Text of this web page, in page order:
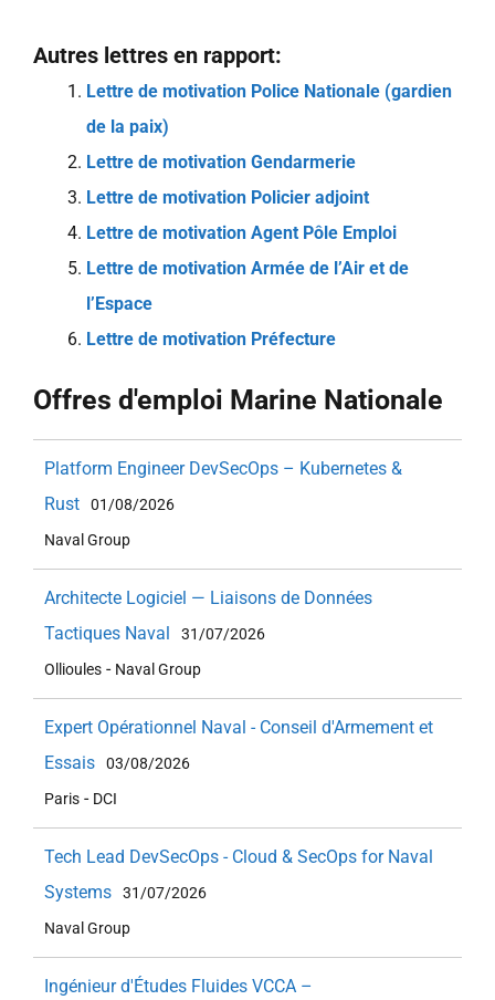
Autres lettres en rapport:
Lettre de motivation Police Nationale (gardien
de la paix)
Lettre de motivation Gendarmerie
Lettre de motivation Policier adjoint
Lettre de motivation Agent Pôle Emploi
Lettre de motivation Armée de l’Air et de
l’Espace
Lettre de motivation Préfecture
Offres d'emploi Marine Nationale
Platform Engineer DevSecOps – Kubernetes &
Rust
01/08/2026
Naval Group
Architecte Logiciel — Liaisons de Données
Tactiques Naval
31/07/2026
Ollioules - Naval Group
Expert Opérationnel Naval - Conseil d'Armement et
Essais
03/08/2026
Paris - DCI
Tech Lead DevSecOps - Cloud & SecOps for Naval
Systems
31/07/2026
Naval Group
Ingénieur d'Études Fluides VCCA –